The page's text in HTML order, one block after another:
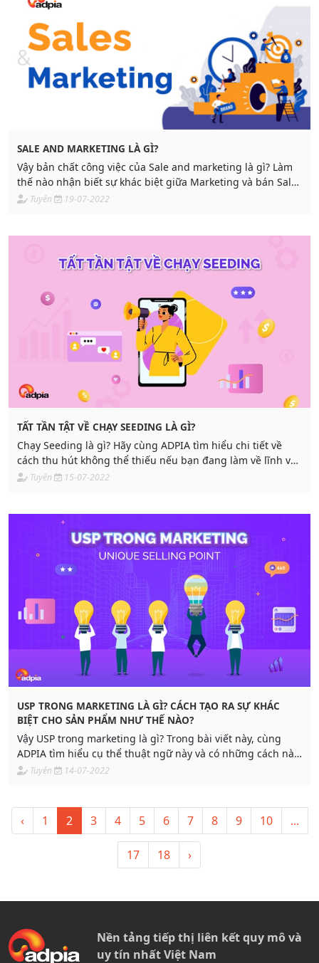
SALE AND MARKETING LÀ GÌ?
Vậy bản chất công việc của Sale and marketing là gì? Làm
thế nào nhận biết sự khác biệt giữa Marketing và bán Sale?
Hãy cùng ADPIA tìm hiểu qua bài viết sau nhé.
Tuyên 19-07-2022
TẤT TẦN TẬT VỀ CHẠY SEEDING LÀ GÌ?
Chạy Seeding là gì? Hãy cùng ADPIA tìm hiểu chi tiết về
cách thu hút không thể thiếu nếu bạn đang làm về lĩnh vực
marketing.
Tuyên 15-07-2022
USP TRONG MARKETING LÀ GÌ? CÁCH TẠO RA SỰ KHÁC
BIỆT CHO SẢN PHẨM NHƯ THẾ NÀO?
Vậy USP trong marketing là gì? Trong bài viết này, cùng
ADPIA tìm hiểu cụ thể thuật ngữ này và có những cách nào
để xây dựng điểm khác biệt nhé!
Tuyên 14-07-2022
‹ 1 2 3 4 5 6 7 8 9 10 ...
17 18 ›
Nền tảng tiếp thị liên kết quy mô và
uy tín nhất Việt Nam